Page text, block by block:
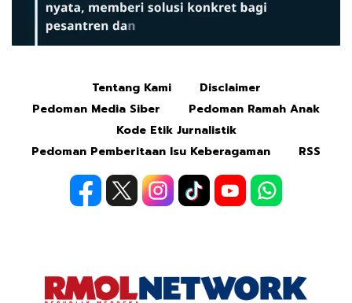
Tentang Kami
Disclaimer
Pedoman Media Siber
Pedoman Ramah Anak
Kode Etik Jurnalistik
Pedoman Pemberitaan Isu Keberagaman
RSS